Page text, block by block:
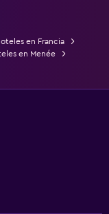
en Francia
en Menée